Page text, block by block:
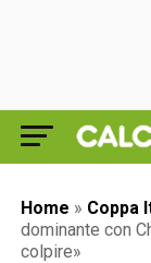
Home » Coppa
dominante con
colpire»